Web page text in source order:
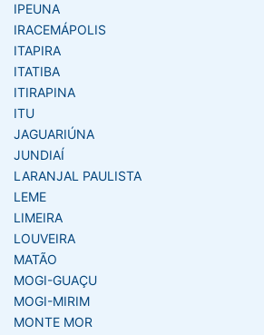
IPEUNA
IRACEMÁPOLIS
ITAPIRA
ITATIBA
ITIRAPINA
ITU
JAGUARIÚNA
JUNDIAÍ
LARANJAL PAULISTA
LEME
LIMEIRA
LOUVEIRA
MATÃO
MOGI-GUAÇU
MOGI-MIRIM
MONTE MOR